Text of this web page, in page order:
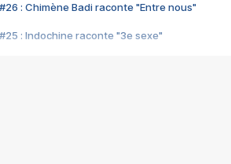
#26 : Chimène Badi raconte "Entre nous"
#25 : Indochine raconte "3e sexe"